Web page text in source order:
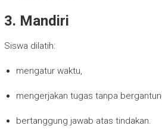
3. Mandiri
Siswa dilatih:
mengatur waktu,
mengerjakan tugas tanpa
bertanggung jawab atas tindakan.